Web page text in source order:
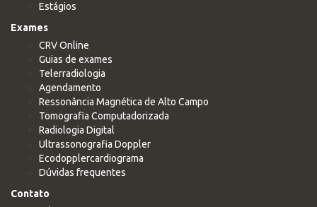
Estágios
Exames
CRV Online
Guias de exames
Telerradiologia
Agendamento
Ressonância Magnética de Alto Campo
Tomografia Computadorizada
Radiologia Digital
Ultrassonografia Doppler
Ecodopplercardiograma
Dúvidas frequentes
Contato